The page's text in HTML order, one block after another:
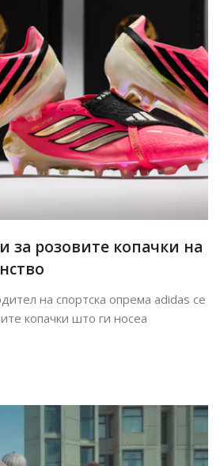
за розовите копачки на
на спортска опрема adidas се
копачки што ги носеа